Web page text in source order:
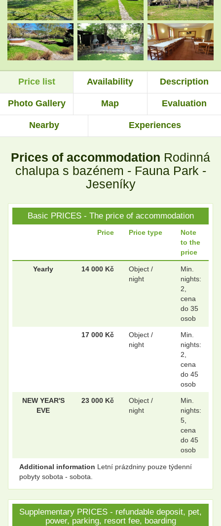
Price list Availability Description
Photo Gallery Map Evaluation
Nearby Experiences
Prices of accommodation Rodinná
chalupa s bazénem - Fauna Park -
Jeseníky
Basic PRICES - The price of accommodation
Price Price type
Note
to the
price
Yearly 14 000 Kč
Object /
night
Min.
nights:
2,
cena
do 35
osob
17 000 Kč
Object /
night
Min.
nights:
2,
cena
do 45
osob
NEW YEAR'S
EVE
23 000 Kč
Object /
night
Min.
nights:
5,
cena
do 45
osob
Additional information Letní prázdniny pouze týdenní
pobyty sobota - sobota.
Supplementary PRICES - refundable deposit, pet,
power, parking, resort fee, boarding